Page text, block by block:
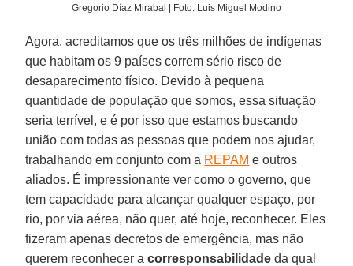
Gregorio Díaz Mirabal | Foto: Luis Miguel Modino
Agora, acreditamos que os três milhões de indígenas
que habitam os 9 países correm sério risco de
desaparecimento físico. Devido à pequena
quantidade de população que somos, essa situação
seria terrível, e é por isso que estamos buscando
união com todas as pessoas que podem nos ajudar,
trabalhando em conjunto com a REPAM e outros
aliados. É impressionante ver como o governo, que
tem capacidade para alcançar qualquer espaço, por
rio, por via aérea, não quer, até hoje, reconhecer. Eles
fizeram apenas decretos de emergência, mas não
querem reconhecer acorresponsabilidade da qual